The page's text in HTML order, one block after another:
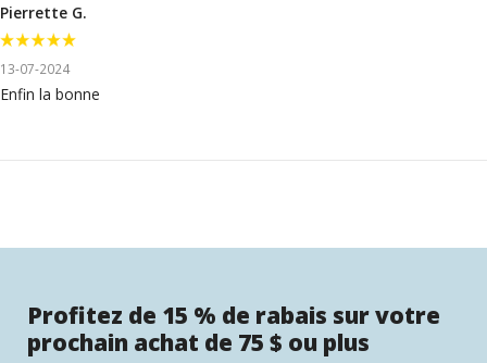
Pierrette G.
13-07-2024
Enfin la bonne
Profitez de 15 % de rabais sur votre
prochain achat de 75 $ ou plus